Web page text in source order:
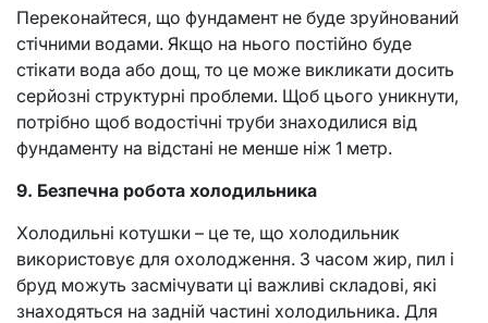
Переконайтеся, що фундамент не буде зруйнований
стічними водами. Якщо на нього постійно буде
стікати вода або дощ, то це може викликати досить
серйозні структурні проблеми. Щоб цього уникнути,
потрібно щоб водостічні труби знаходилися від
фундаменту на відстані не менше ніж 1 метр.
9. Безпечна робота холодильника
Холодильні котушки – це те, що холодильник
використовує для охолодження. З часом жир, пил і
бруд можуть засмічувати ці важливі складові, які
знаходяться на задній частині холодильника. Для